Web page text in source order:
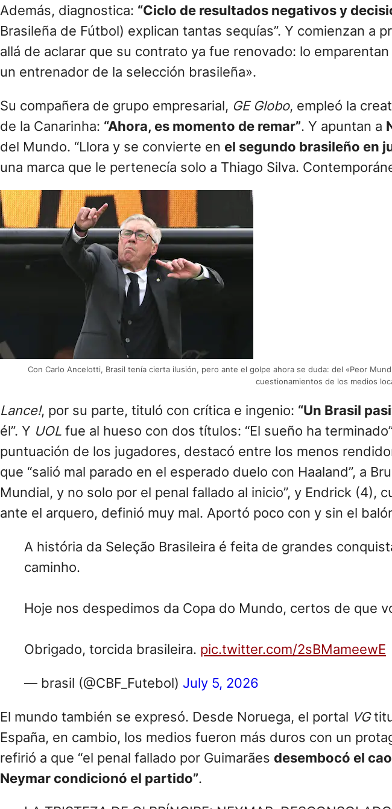
Además, diagnostica: “Ciclo de resultados negativos y
Brasileña de Fútbol) explican tantas sequías”. Y comienzan a
allá de aclarar que su contrato ya fue renovado: lo emparentan
un entrenador de la selección brasileña».
Su compañera de grupo empresarial, GE Globo, empleó la
de la Canarinha: “Ahora, es momento de remar”. Y apuntan a
del Mundo. “Llora y se convierte en el segundo brasileño en
una marca que le pertenecía solo a Thiago Silva.
Con Carlo Ancelotti, Brasil tenía cierta ilusión, pero ante el golpe ahora se duda: del «Peor
cuestionamientos de los medios
Lance!, por su parte, tituló con crítica e ingenio: “Un Brasil
él”. Y UOL fue al hueso con dos títulos: “El sueño ha
puntuación de los jugadores, destacó entre los menos
que “salió mal parado en el esperado duelo con Haaland”, a
Mundial, y no solo por el penal fallado al inicio”, y Endrick (4),
ante el arquero, definió muy mal. Aportó poco con y sin el
A história da Seleção Brasileira é feita de grandes
caminho.
Hoje nos despedimos da Copa do Mundo, certos de que
Obrigado, torcida brasileira. pic.twitter.com/2sBMameewE
— brasil (@CBF_Futebol) July 5, 2026
El mundo también se expresó. Desde Noruega, el portal VG
España, en cambio, los medios fueron más duros con un
refirió a que “el penal fallado por Guimarães desembocó el
Neymar condicionó el partido”.